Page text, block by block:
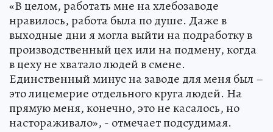
«В целом, работать мне на хлебозаводе
нравилось, работа была по душе. Даже в
выходные дни я могла выйти на подработку в
производственный цех или на подмену, когда
в цеху не хватало людей в смене.
Единственный минус на заводе для меня был –
это лицемерие отдельного круга людей. На
прямую меня, конечно, это не касалось, но
настораживало», - отмечает подсудимая.